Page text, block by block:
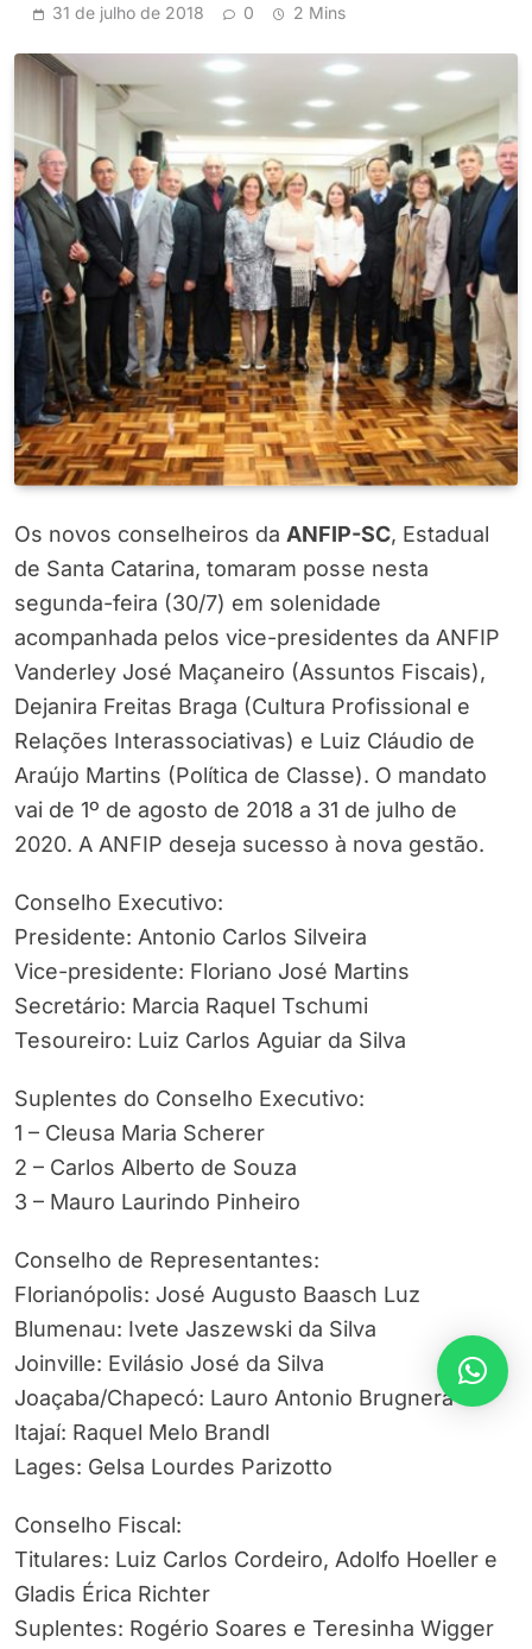
31 de julho de 2018 0 2 Mins
Os novos conselheiros da ANFIP-SC, Estadual
de Santa Catarina, tomaram posse nesta
segunda-feira (30/7) em solenidade
acompanhada pelos vice-presidentes da ANFIP
Vanderley José Maçaneiro (Assuntos Fiscais),
Dejanira Freitas Braga (Cultura Profissional e
Relações Interassociativas) e Luiz Cláudio de
Araújo Martins (Política de Classe). O mandato
vai de 1º de agosto de 2018 a 31 de julho de
2020. A ANFIP deseja sucesso à nova gestão.
Conselho Executivo:
Presidente: Antonio Carlos Silveira
Vice-presidente: Floriano José Martins
Secretário: Marcia Raquel Tschumi
Tesoureiro: Luiz Carlos Aguiar da Silva
Suplentes do Conselho Executivo:
1 – Cleusa Maria Scherer
2 – Carlos Alberto de Souza
3 – Mauro Laurindo Pinheiro
Conselho de Representantes:
Florianópolis: José Augusto Baasch Luz
Blumenau: Ivete Jaszewski da Silva
Joinville: Evilásio José da Silva
Joaçaba/Chapecó: Lauro Antonio Brugnera
Itajaí: Raquel Melo Brandl
Lages: Gelsa Lourdes Parizotto
Conselho Fiscal:
Titulares: Luiz Carlos Cordeiro, Adolfo Hoeller e
Gladis Érica Richter
Suplentes: Rogério Soares e Teresinha Wigger